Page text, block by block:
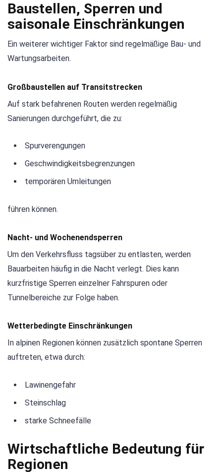
Baustellen, Sperren und
saisonale Einschränkungen
Ein weiterer wichtiger Faktor sind regelmäßige Bau- und
Wartungsarbeiten.
Großbaustellen auf Transitstrecken
Auf stark befahrenen Routen werden regelmäßig
Sanierungen durchgeführt, die zu:
Spurverengungen
Geschwindigkeitsbegrenzungen
temporären Umleitungen
führen können.
Nacht- und Wochenendsperren
Um den Verkehrsfluss tagsüber zu entlasten, werden
Bauarbeiten häufig in die Nacht verlegt. Dies kann
kurzfristige Sperren einzelner Fahrspuren oder
Tunnelbereiche zur Folge haben.
Wetterbedingte Einschränkungen
In alpinen Regionen können zusätzlich spontane Sperren
auftreten, etwa durch:
Lawinengefahr
Steinschlag
starke Schneefälle
Wirtschaftliche Bedeutung für
Regionen